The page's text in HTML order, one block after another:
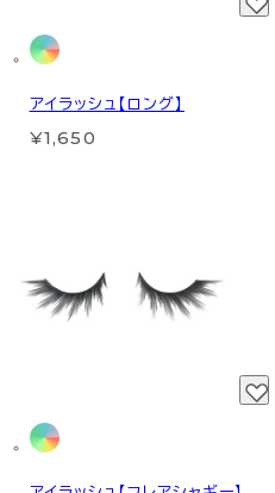
アイラッシュ【ロング】
¥1,650